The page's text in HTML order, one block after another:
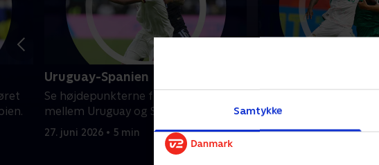
Samtykke
Uruguay-Spanien
Se højdepunkterne fra VM-opgøret
mellem Uruguay og Spanien.
27. juni 2026 • 5 min
mellem Senegal og Irak.
26. juni 2026 • 5 min